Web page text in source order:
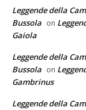
Leggende della
Bussola on
Gaiola
Leggende della
Bussola on
Gambrinus
Leggende della